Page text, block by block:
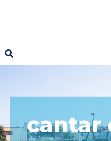
cantar